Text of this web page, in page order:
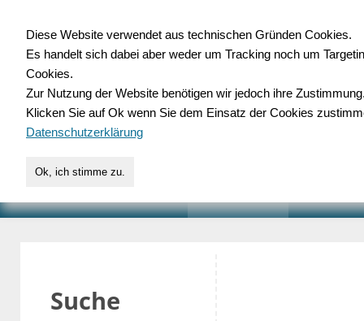
für Handwerk,
Suche
Diese Website verwendet aus technischen Gründen Cookies.
Es handelt sich dabei aber weder um Tracking noch um
Cookies.
Zur Nutzung der Website benötigen wir jedoch ihre
Klicken Sie auf Ok wenn Sie dem Einsatz der Cookies
Datenschutzerklärung
Ok, ich stimme zu.